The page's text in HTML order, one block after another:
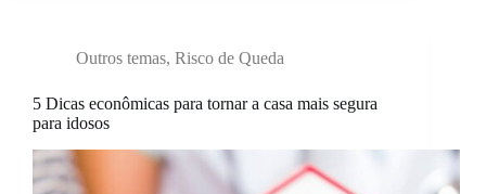
Outros temas, Risco de Queda
5 Dicas econômicas para tornar a casa mais segura
para idosos